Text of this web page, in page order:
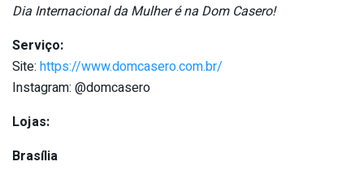
Dia Internacional da Mulher é na Dom Casero!
Serviço:
Site: https://www.domcasero.com.br/
Instagram: @domcasero
Lojas:
Brasília